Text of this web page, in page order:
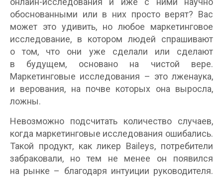
обоснованными или в них просто верят? Вас
может это удивить, но любое маркетинговое
исследование, в котором людей спрашивают
о том, что они уже сделали или сделают
в будущем, основано на чистой вере.
Маркетинговые исследования – это лженаука,
и верования, на почве которых она выросла,
ложны.
Невозможно подсчитать количество случаев,
когда маркетинговые исследования ошибались.
Такой продукт, как ликер Baileys, потребители
забраковали, но тем не менее он появился
на рынке – благодаря интуиции руководителя.